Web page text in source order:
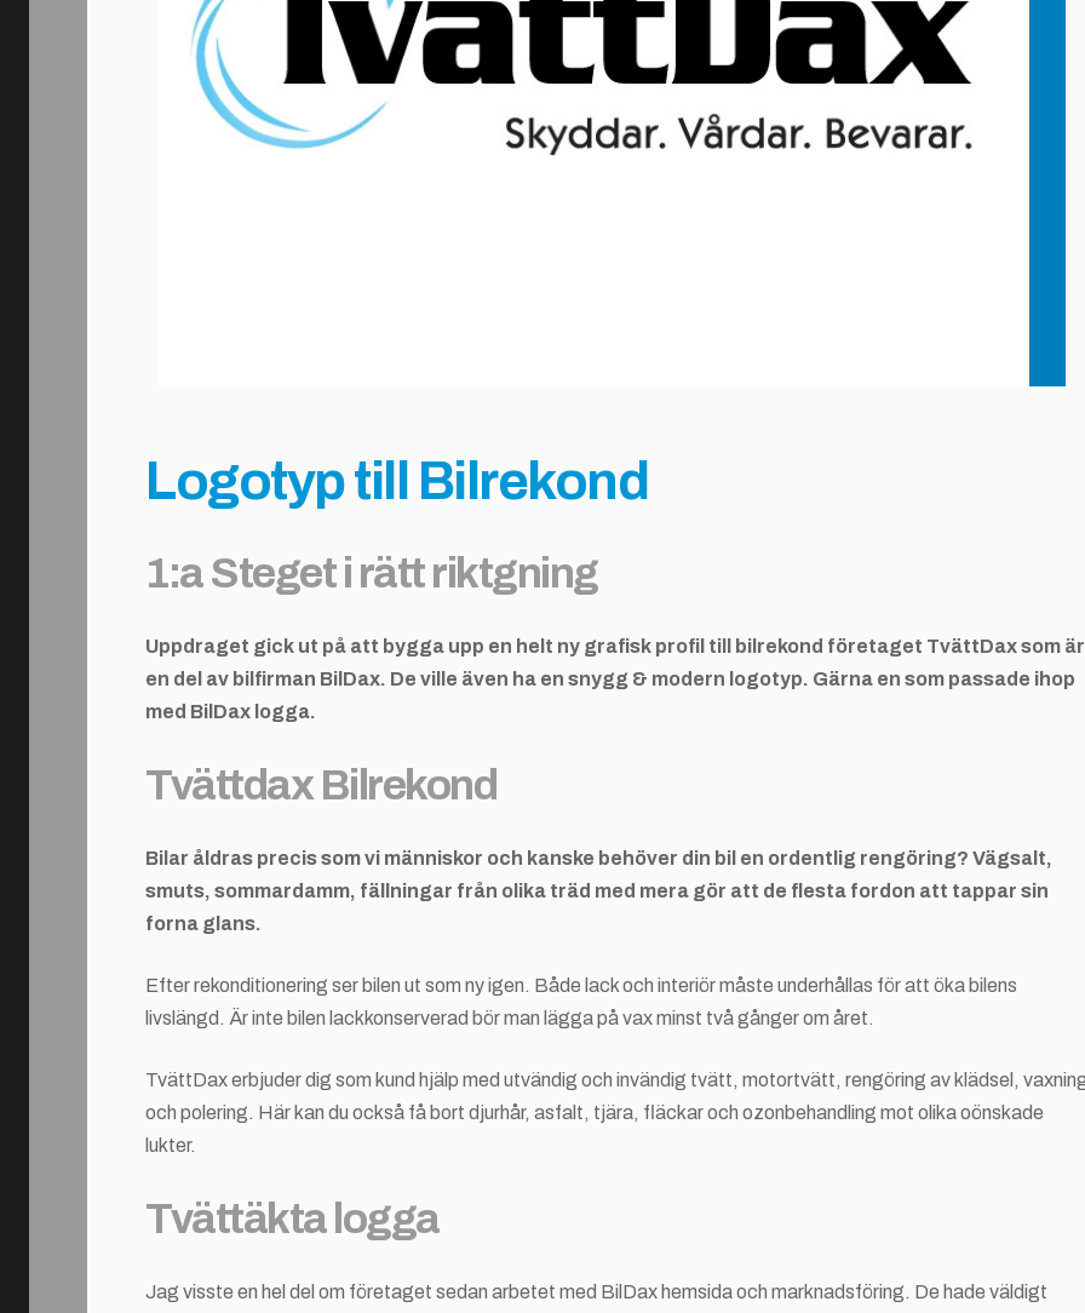
Logotyp till Bilrekond
1:a Steget i rätt riktgning
Uppdraget gick ut på att bygga upp en helt ny grafisk profil till bilrekond företaget TvättDax som är
en del av bilfirman BilDax. De ville även ha en snygg & modern logotyp. Gärna en som passade ihop
med BilDax logga.
Tvättdax Bilrekond
Bilar åldras precis som vi människor och kanske behöver din bil en ordentlig rengöring? Vägsalt,
smuts, sommardamm, fällningar från olika träd med mera gör att de flesta fordon att tappar sin
forna glans.
Efter rekonditionering ser bilen ut som ny igen. Både lack och interiör måste underhållas för att öka bilens
livslängd. Är inte bilen lackkonserverad bör man lägga på vax minst två gånger om året.
TvättDax erbjuder dig som kund hjälp med utvändig och invändig tvätt, motortvätt, rengöring av klädsel,
och polering. Här kan du också få bort djurhår, asfalt, tjära, fläckar och ozonbehandling mot olika oönskade
lukter.
Tvättäkta logga
Jag visste en hel del om företaget sedan arbetet med BilDax hemsida och marknadsföring. De hade väldigt